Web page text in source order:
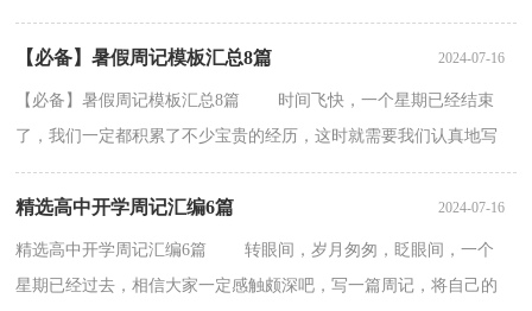
写周记吧。那么好的周记是什么样的呢？以下是小编为...
【必备】暑假周记模板汇总8篇 2024-07-16
【必备】暑假周记模板汇总8篇 时间飞快，一个星期已经结束
了，我们一定都积累了不少宝贵的经历，这时就需要我们认真地写
一篇周记了。可是怎样写周记才能出彩呢？以下是小编...
精选高中开学周记汇编6篇 2024-07-16
精选高中开学周记汇编6篇 转眼间，岁月匆匆，眨眼间，一个
星期已经过去，相信大家一定感触颇深吧，写一篇周记，将自己的